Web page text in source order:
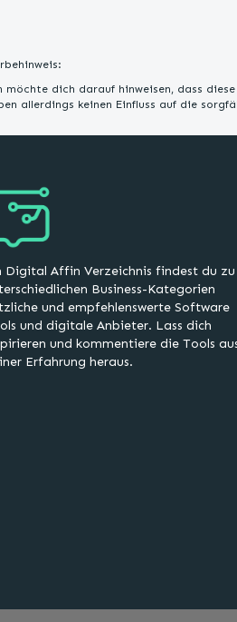
möchte dich darauf hinweisen, dass
allerdings keinen Einfluss auf die
Digital Affin Verzeichnis findest du zu
Business-Kategorien
und empfehlenswerte Software
und digitale Anbieter. Lass dich
und kommentiere die Tools
Erfahrung heraus.